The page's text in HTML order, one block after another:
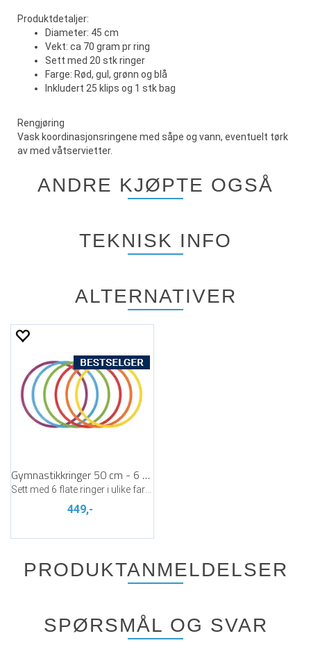
Produktdetaljer:
Diameter: 45 cm
Vekt: ca 70 gram pr ring
Sett med 20 stk ringer
Farge: Rød, gul, grønn og blå
Inkludert 25 klips og 1 stk bag
Rengjøring
Vask koordinasjonsringene med såpe og vann, eventuelt tørk
av med våtservietter.
ANDRE KJØPTE OGSÅ
TEKNISK INFO
ALTERNATIVER
Gymnastikkringer 50 cm - 6 stk
449,-
PRODUKTANMELDELSER
SPØRSMÅL OG SVAR